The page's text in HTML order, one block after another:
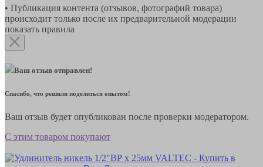
• Публикация контента (отзывов, фотографий товара)
происходит только после их предварительной модерации
показать правила
Ваш отзыв отправлен!
Спасибо, что решили поделиться опытом!
Ваш отзыв будет опубликован после проверки модератором.
С этим товаром покупают